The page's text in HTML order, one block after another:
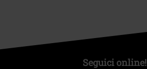
Seguici online!